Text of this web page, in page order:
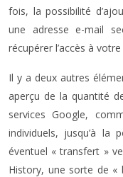
fois, la possibilité
une adresse e-mail
récupérer l’accès à
Il y a deux autres
aperçu de la quantité
services Google,
individuels, jusqu’à la
éventuel « transfert »
History, une sorte de «